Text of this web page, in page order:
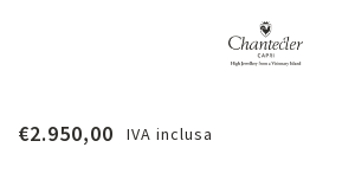
€2.950,00 IVA inclusa